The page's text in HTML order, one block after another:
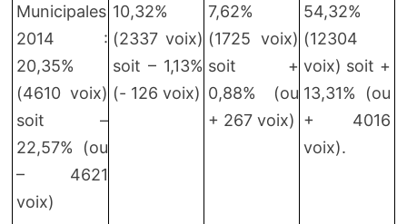
Municipales
2014 :
20,35%
(4610 voix)
soit –
22,57% (ou
– 4621
voix)
10,32%
(2337 voix)
soit – 1,13%
(- 126 voix)
7,62%
(1725 voix)
soit +
0,88% (ou
+ 267 voix)
54,32%
(12304
voix) soit +
13,31% (ou
+ 4016
voix).